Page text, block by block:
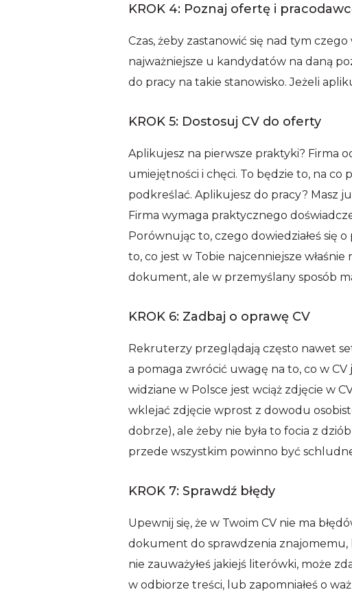
KROK 4: Poznaj ofertę i
Czas, żeby zastanowić się nad tym
najważniejsze u kandydatów na daną
do pracy na takie stanowisko. Jeżeli
KROK 5: Dostosuj CV do oferty
Aplikujesz na pierwsze praktyki? Firma
umiejętności i chęci. To będzie to, na co
podkreślać. Aplikujesz do pracy? Masz
Firma wymaga praktycznego
Porównując to, czego dowiedziałeś się
to, co jest w Tobie najcenniejsze
dokument, ale w przemyślany sposób
KROK 6: Zadbaj o oprawę CV
Rekruterzy przeglądają często nawet
a pomaga zwrócić uwagę na to, co w
widziane w Polsce jest wciąż zdjęcie w
wklejać zdjęcie wprost z dowodu
dobrze), ale żeby nie była to focia z
przede wszystkim powinno być
KROK 7: Sprawdź błędy
Upewnij się, że w Twoim CV nie ma
dokument do sprawdzenia znajomemu,
nie zauważyłeś jakiejś literówki, może
w odbiorze treści, lub zapomniałeś o